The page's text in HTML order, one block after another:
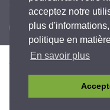
acceptez notre
plus
politique en
En savoir plus
Connectez-vous avec
Accessibilité Politique
Déclaration de garantie
© Copyright 2026 Peak